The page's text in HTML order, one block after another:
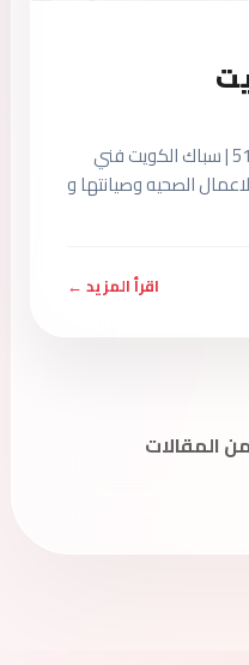
مقاول صحي الكويت | 51118073 | سباك الكويت فني
الاعمال الصحيه وصيانتها و
اقرأ المزيد ←
المقالات